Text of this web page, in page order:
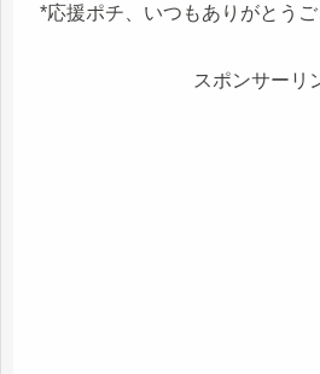
*応援ポチ、いつもありがとうご
スポンサーリ